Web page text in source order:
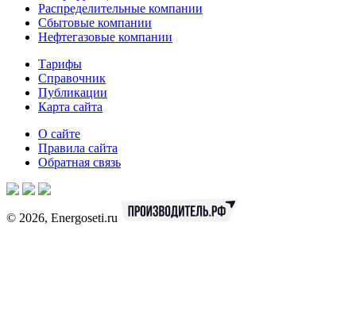
Распределительные компании
Сбытовые компании
Нефтегазовые компании
Тарифы
Справочник
Публикации
Карта сайта
О сайте
Правила сайта
Обратная связь
© 2026, Energoseti.ru